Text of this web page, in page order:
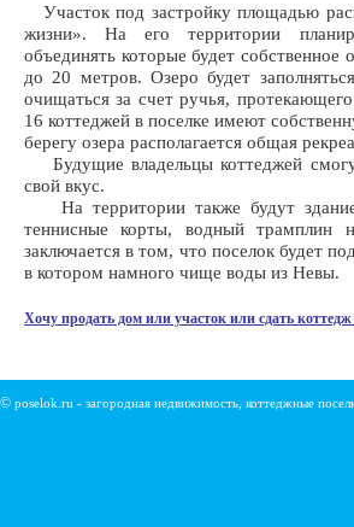
Участок под застройку площадью
жизни». На его территории
объединять которые будет
до 20 метров. Озеро будет
очищаться за счет ручья,
16 коттеджей в поселке имеют
берегу озера располагается общая
Будущие владельцы коттеджей
свой вкус.
На территории также будут
теннисные корты, водный трамплин
заключается в том, что поселок будет
в котором намного чище воды из Невы.
Хочу продать дом или участок или сдать коттедж
© poselok.ru - загородная недвижимость, коттеджные